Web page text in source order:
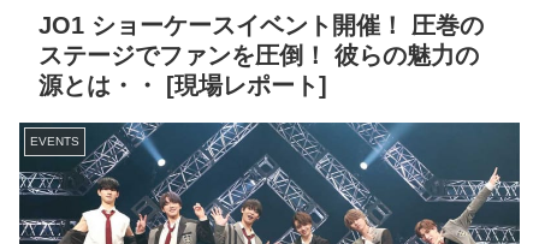
JO1 ショーケースイベント開催！ 圧巻の
ステージでファンを圧倒！ 彼らの魅力の
源とは・・ [現場レポート]
EVENTS